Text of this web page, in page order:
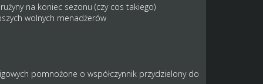
na koniec sezonu (czy cos takiego)
wolnych menadżerów
pomnożone o współczynnik przydzielony do